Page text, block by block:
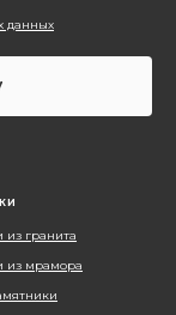
данных
из гранита
из мрамора